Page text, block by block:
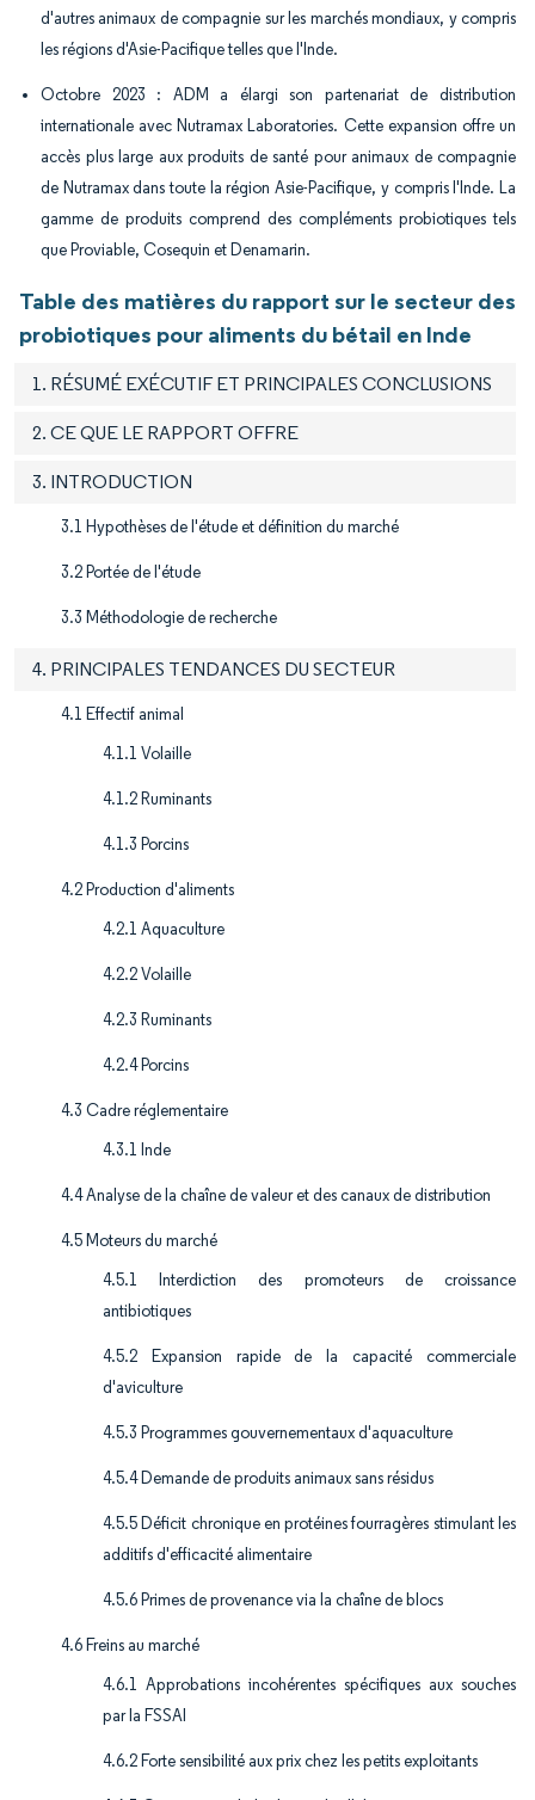
d'autres animaux de compagnie sur les marchés mondiaux, y compris
les régions d'Asie-Pacifique telles que l'Inde.
Octobre 2023 : ADM a élargi son partenariat de distribution
internationale avec Nutramax Laboratories. Cette expansion offre un
accès plus large aux produits de santé pour animaux de compagnie
de Nutramax dans toute la région Asie-Pacifique, y compris l'Inde. La
gamme de produits comprend des compléments probiotiques tels
que Proviable, Cosequin et Denamarin.
Table des matières du rapport sur le secteur des
probiotiques pour aliments du bétail en Inde
1. RÉSUMÉ EXÉCUTIF ET PRINCIPALES CONCLUSIONS
2. CE QUE LE RAPPORT OFFRE
3. INTRODUCTION
3.1 Hypothèses de l'étude et définition du marché
3.2 Portée de l'étude
3.3 Méthodologie de recherche
4. PRINCIPALES TENDANCES DU SECTEUR
4.1 Effectif animal
4.1.1 Volaille
4.1.2 Ruminants
4.1.3 Porcins
4.2 Production d'aliments
4.2.1 Aquaculture
4.2.2 Volaille
4.2.3 Ruminants
4.2.4 Porcins
4.3 Cadre réglementaire
4.3.1 Inde
4.4 Analyse de la chaîne de valeur et des canaux de distribution
4.5 Moteurs du marché
4.5.1 Interdiction des promoteurs de croissance
antibiotiques
4.5.2 Expansion rapide de la capacité commerciale
d'aviculture
4.5.3 Programmes gouvernementaux d'aquaculture
4.5.4 Demande de produits animaux sans résidus
4.5.5 Déficit chronique en protéines fourragères stimulant les
additifs d'efficacité alimentaire
4.5.6 Primes de provenance via la chaîne de blocs
4.6 Freins au marché
4.6.1 Approbations incohérentes spécifiques aux souches
par la FSSAI
4.6.2 Forte sensibilité aux prix chez les petits exploitants